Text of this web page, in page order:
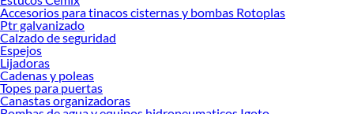
Accesorios para tinacos cisternas y bombas Rotoplas
Ptr galvanizado
Calzado de seguridad
Espejos
Lijadoras
Cadenas y poleas
Topes para puertas
Canastas organizadoras